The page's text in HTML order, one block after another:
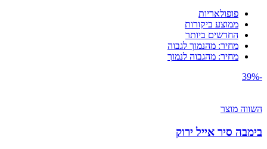
פופולאריות
ממוצע ביקורות
החדשים ביותר
מחיר: מהנמוך לגבוה
מחיר: מהגבוה לנמוך
-39%
השווה מוצר
בימבה סיר אייל ירוק